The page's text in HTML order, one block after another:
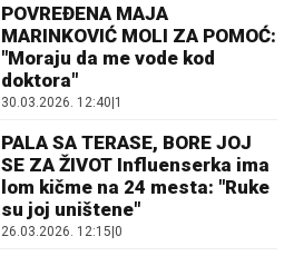
POVREĐENA MAJA
MARINKOVIĆ MOLI ZA POMOĆ:
"Moraju da me vode kod
doktora"
30.03.2026. 12:40|1
PALA SA TERASE, BORE JOJ
SE ZA ŽIVOT Influenserka ima
lom kičme na 24 mesta: "Ruke
su joj uništene"
26.03.2026. 12:15|0